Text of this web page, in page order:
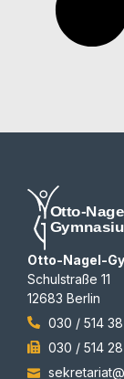
Otto-Nagel-
Schulstraße 11
12683 Berlin
030 / 514
030 / 514 28